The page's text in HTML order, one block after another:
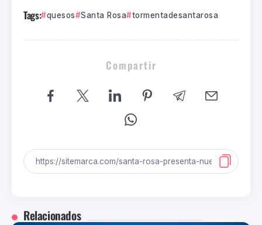
Tags: quesos Santa Rosa tormentadesantarosa
Compartir
Relacionados